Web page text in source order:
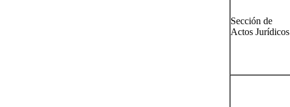
Sección de
Actos Jurídicos